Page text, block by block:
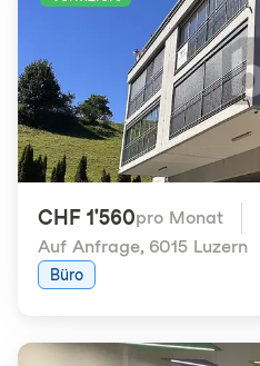
CHF 1'560pro Monat
Auf Anfrage, 6015 Luzern
Büro